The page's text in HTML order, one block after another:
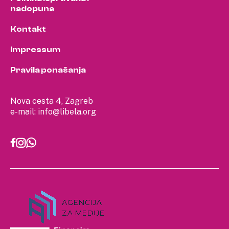
Nova cesta 4, Zagreb
e-mail: info@libela.org
nadopuna
Kontakt
Impressum
Pravila ponašanja